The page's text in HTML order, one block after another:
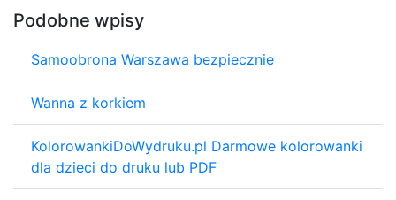
Podobne wpisy
Samoobrona Warszawa bezpiecznie
Wanna z korkiem
KolorowankiDoWydruku.pl Darmowe kolorowanki
dla dzieci do druku lub PDF